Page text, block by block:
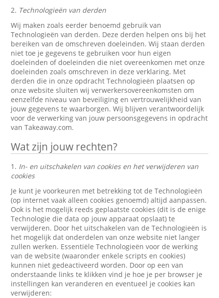
2. Technologieën van derden
Wij maken zoals eerder benoemd gebruik van
Technologieën van derden. Deze derden helpen ons bij het
bereiken van de omschreven doeleinden. Wij staan derden
niet toe je gegevens te gebruiken voor hun eigen
doeleinden of doeleinden die niet overeenkomen met onze
doeleinden zoals omschreven in deze verklaring. Met
derden die in onze opdracht Technologieën plaatsen op
onze website sluiten wij verwerkersovereenkomsten om
eenzelfde niveau van beveiliging en vertrouwelijkheid van
jouw gegevens te waarborgen. Wij blijven verantwoordelijk
voor de verwerking van jouw persoonsgegevens in opdracht
van Takeaway.com.
Wat zijn jouw rechten?
1. In- en uitschakelen van cookies en het verwijderen van
cookies
Je kunt je voorkeuren met betrekking tot de Technologieën
(op internet vaak alleen cookies genoemd) altijd aanpassen.
Ook is het mogelijk reeds geplaatste cookies (dit is de enige
Technologie die data op jouw apparaat opslaat) te
verwijderen. Door het uitschakelen van de Technologieën is
het mogelijk dat onderdelen van onze website niet langer
zullen werken. Essentiële Technologieën voor de werking
van de website (waaronder enkele scripts en cookies)
kunnen niet gedeactiveerd worden. Door op een van
onderstaande links te klikken vind je hoe je per browser je
instellingen kan veranderen en eventueel je cookies kan
verwijderen: